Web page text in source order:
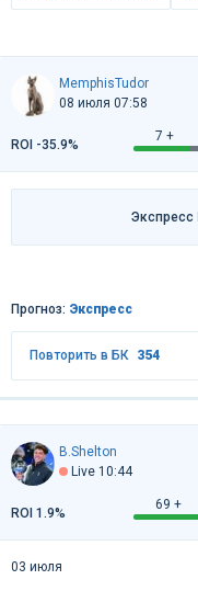
MemphisTudor
08 июля 07:58
7 +
ROI -35.9%
Экспресс
Прогноз: Экспресс
Повторить в БК 354
B.Shelton
Live 10:44
69 +
ROI 1.9%
03 июля